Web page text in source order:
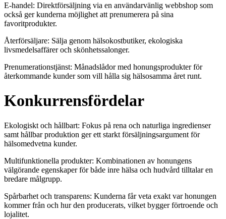
E-handel: Direktförsäljning via en användarvänlig webbshop som
också ger kunderna möjlighet att prenumerera på sina
favoritprodukter.
Återförsäljare: Sälja genom hälsokostbutiker, ekologiska
livsmedelsaffärer och skönhetssalonger.
Prenumerationstjänst: Månadslådor med honungsprodukter för
återkommande kunder som vill hålla sig hälsosamma året runt.
Konkurrensfördelar
Ekologiskt och hållbart: Fokus på rena och naturliga ingredienser
samt hållbar produktion ger ett starkt försäljningsargument för
hälsomedvetna kunder.
Multifunktionella produkter: Kombinationen av honungens
välgörande egenskaper för både inre hälsa och hudvård tilltalar en
bredare målgrupp.
Spårbarhet och transparens: Kunderna får veta exakt var honungen
kommer från och hur den producerats, vilket bygger förtroende och
lojalitet.